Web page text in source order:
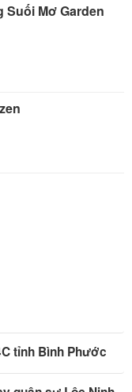
Mơ Garden
tỉnh Bình Phước